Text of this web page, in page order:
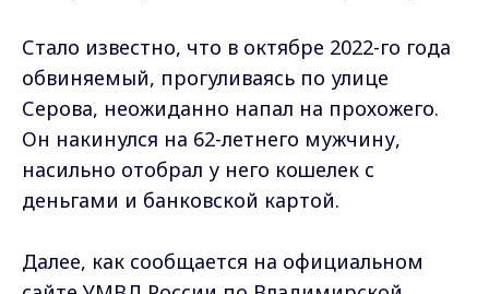
Стало известно, что в октябре 2022-го года
обвиняемый, прогуливаясь по улице
Серова, неожиданно напал на прохожего.
Он накинулся на 62-летнего мужчину,
насильно отобрал у него кошелек с
деньгами и банковской картой.
Далее, как сообщается на официальном